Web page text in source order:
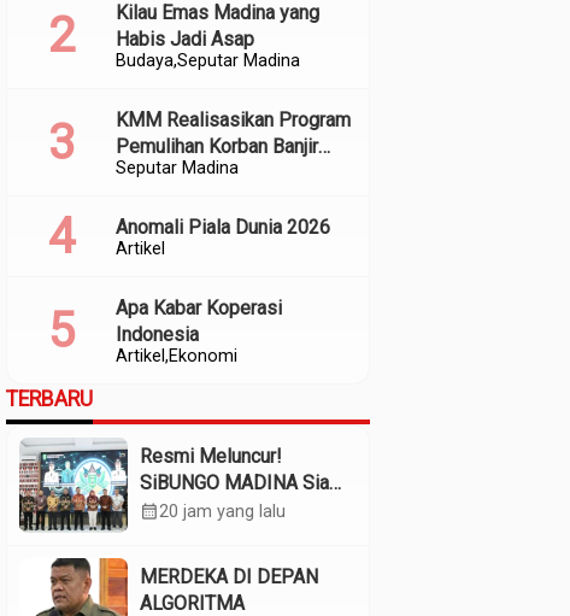
BudayaSeputar Madina
Kilau Emas Madina yang
Habis Jadi Asap
Seputar Madina
KMM Realisasikan Program
Pemulihan Korban Banjir
dan Longsor di Kabupaten
Artikel
Anomali Piala Dunia 2026
Artikel Ekonomi
Apa Kabar Koperasi
Indonesia
TERBARU
Resmi Meluncur!
SiBUNGO MADINA Siap
Optimalkan Pendapatan
calendar_month20 jam yang lalu
MERDEKA DI DEPAN
ALGORITMA